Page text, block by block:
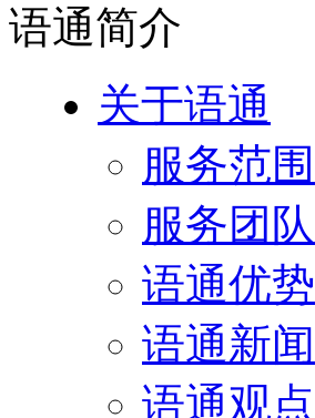
语通简介
关于语通
服务范围
服务团队
语通优势
语通新闻
语通观点